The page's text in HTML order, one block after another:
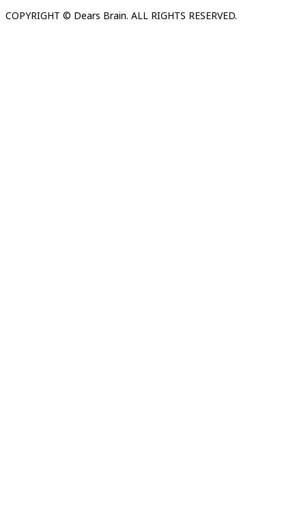
COPYRIGHT © Dears Brain. ALL RIGHTS RESERVED.